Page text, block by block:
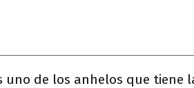
uno de los anhelos que tiene